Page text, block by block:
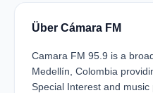
Über Cámara FM
Camara FM 95.9 is a
Medellín, Colombia
Special Interest and music